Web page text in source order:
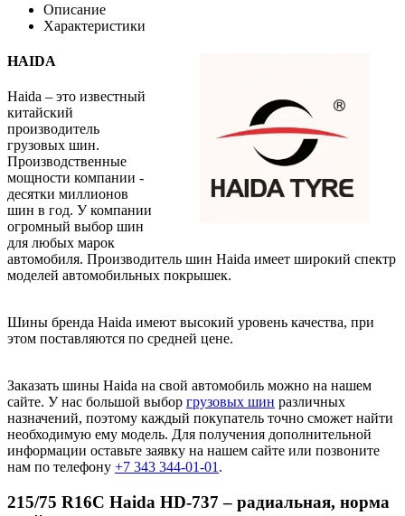
Описание
Характеристики
HAIDA
Haida – это известный
китайский
производитель
грузовых шин.
Производственные
мощности компании -
десятки миллионов
шин в год. У компании
огромный выбор шин
для любых марок
автомобиля. Производитель шин Haida имеет широкий спектр
моделей автомобильных покрышек.
Шины бренда Haida имеют высокий уровень качества, при
этом поставляются по средней цене.
Заказать шины Haida на свой автомобиль можно на нашем
сайте. У нас большой выбор грузовых шин различных
назначений, поэтому каждый покупатель точно сможет найти
необходимую ему модель. Для получения дополнительной
информации оставьте заявку на нашем сайте или позвоните
нам по телефону +7 343 344-01-01 .
215/75 R16C Haida HD-737 – радиальная, норма